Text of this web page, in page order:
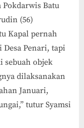
Batu
(56)
Kapal pernah
Penari, tapi
sebuah objek
dilaksanakan
Januari,
tutur Syamsi